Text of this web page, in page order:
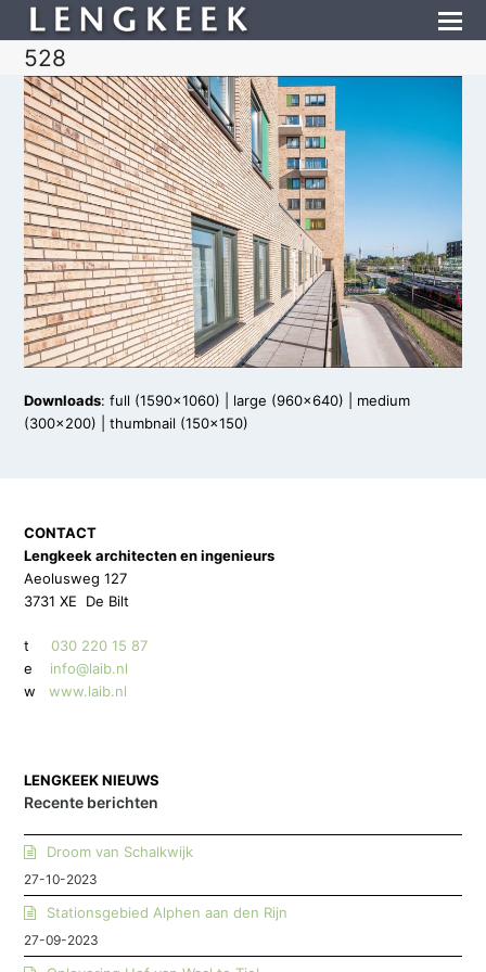
528
Downloads:full (1590x1060) large (960x640)
medium
(300x200) |thumbnail (150x150)
CONTACT
Lengkeek architecten en ingenieurs
Aeolusweg 127
3731 XE De Bilt
t030 220 15 87
e info@laib.nl
w
www.laib.nl
LENGKEEK NIEUWS
Recente berichten
Droom van Schalkwijk
27-10-2023
Stationsgebied Alphen aan den Rijn
27-09-2023